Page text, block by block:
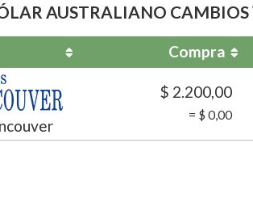
AUSTRALIANO
Compra
$ 2.200,00
= $ 0,00